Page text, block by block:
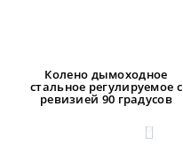
Колено дымоходное
стальное регулируемое с
ревизией 90 градусов
0